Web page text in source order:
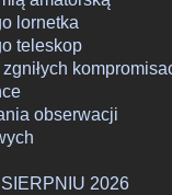
lornetka
teleskop
obserwacji
2026